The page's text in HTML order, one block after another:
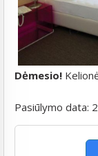
Dėmesio!
Pasiūlymo data: